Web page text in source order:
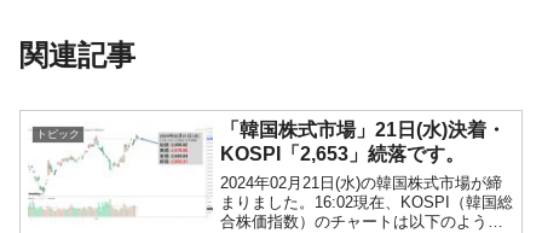
関連記事
トピック
「韓国株式市場」21日(水)決着・
KOSPI「2,653」続落です。
2024年02月21日(水)の韓国株式市場が締
まりました。16:02現在、KOSPI（韓国総
合株価指数）のチャートは以下のように